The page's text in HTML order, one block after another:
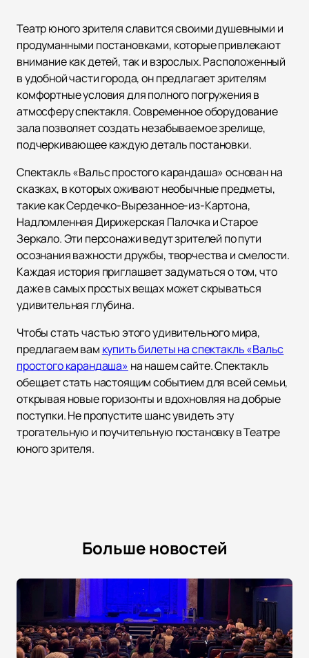
Театр юного зрителя славится своими душевными и
продуманными постановками, которые привлекают
внимание как детей, так и взрослых. Расположенный
в удобной части города, он предлагает зрителям
комфортные условия для полного погружения в
атмосферу спектакля. Современное оборудование
зала позволяет создать незабываемое зрелище,
подчеркивающее каждую деталь постановки.
Спектакль «Вальс простого карандаша» основан на
сказках, в которых оживают необычные предметы,
такие как Сердечко-Вырезанное-из-Картона,
Надломленная Дирижерская Палочка и Старое
Зеркало. Эти персонажи ведут зрителей по пути
осознания важности дружбы, творчества и смелости.
Каждая история приглашает задуматься о том, что
даже в самых простых вещах может скрываться
удивительная глубина.
Чтобы стать частью этого удивительного мира,
предлагаем вам купить билеты на спектакль «Вальс
простого карандаша» на нашем сайте. Спектакль
обещает стать настоящим событием для всей семьи,
открывая новые горизонты и вдохновляя на добрые
поступки. Не пропустите шанс увидеть эту
трогательную и поучительную постановку в Театре
юного зрителя.
Больше новостей